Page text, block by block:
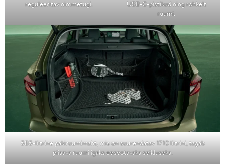
reguleeritav nimmetugi.
USB-C-pistikud ning rohkelt
ruumi.
585-liitrine pakiruumimaht, mis on suurendatav 1710 liitrini, tagab
piisava ruumi igaks eesootavaks seikluseks.